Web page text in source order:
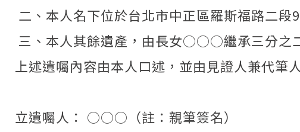
二、本人名下位於台北市中正區羅斯福路二段
三、本人其餘遺產，由長女○○○繼承三分
上述遺囑內容由本人口述，並由見證人兼代筆
立遺囑人： ○○○（註：親筆簽名）